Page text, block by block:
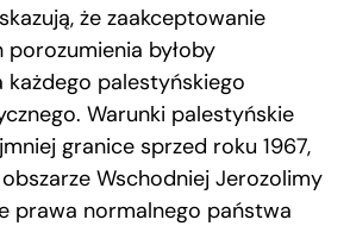
że zaakceptowanie
byłoby
każdego palestyńskiego
Warunki palestyńskie
granice sprzed roku 1967,
Wschodniej Jerozolimy
prawa normalnego państwa